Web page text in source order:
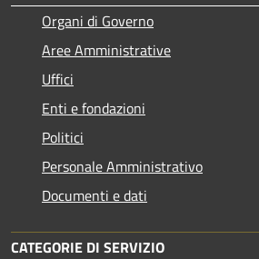
Organi di Governo
Aree Amministrative
Uffici
Enti e fondazioni
Politici
Personale Amministrativo
Documenti e dati
CATEGORIE DI SERVIZIO